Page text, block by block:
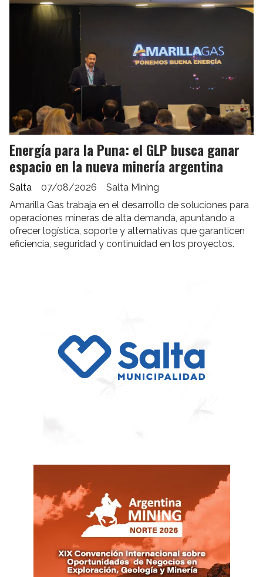
Energía para la Puna: el GLP busca ganar
espacio en la nueva minería argentina
Salta Mining
Salta
07/08/2026
Amarilla Gas trabaja en el desarrollo de soluciones para
operaciones mineras de alta demanda, apuntando a
ofrecer logística, soporte y alternativas que garanticen
eficiencia, seguridad y continuidad en los proyectos.